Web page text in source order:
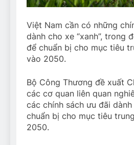
Việt Nam cần có những
dành cho xe “xanh”, trong
để chuẩn bị cho mục tiêu
vào 2050.
Bộ Công Thương đề xuất
các cơ quan liên quan
các chính sách ưu đãi dành
chuẩn bị cho mục tiêu
2050.